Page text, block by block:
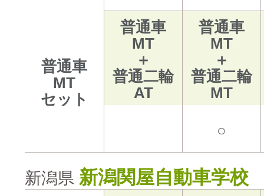
普通車
MT
セット
普通車
MT
＋
普通二輪
AT
普通車
MT
＋
普通二輪
MT
○
新潟県 新潟関屋自動車学校